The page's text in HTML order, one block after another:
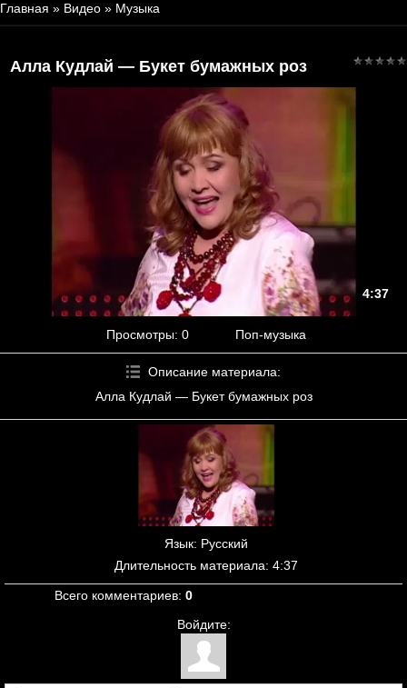
Главная » Видео » Музыка
Алла Кудлай — Букет бумажных роз
4:37
Просмотры: 0 Поп-музыка
Описание материала:
Алла Кудлай — Букет бумажных роз
Язык: Русский
Длительность материала: 4:37
Всего комментариев: 0
Войдите: